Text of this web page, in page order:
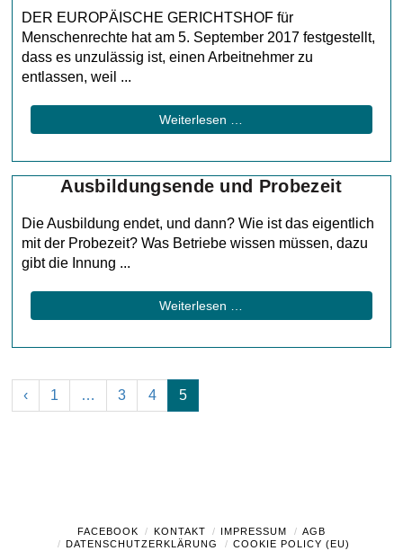
DER EUROPÄISCHE GERICHTSHOF für
Menschenrechte hat am 5. September 2017 festgestellt,
dass es unzulässig ist, einen Arbeitnehmer zu
entlassen, weil ...
Weiterlesen …
Ausbildungsende und Probezeit
Die Ausbildung endet, und dann? Wie ist das eigentlich
mit der Probezeit? Was Betriebe wissen müssen, dazu
gibt die Innung ...
Weiterlesen …
‹ 1 … 3 4 5
FACEBOOK KONTAKT IMPRESSUM
AGB
DATENSCHUTZERKLÄRUNG
COOKIE POLICY (EU)